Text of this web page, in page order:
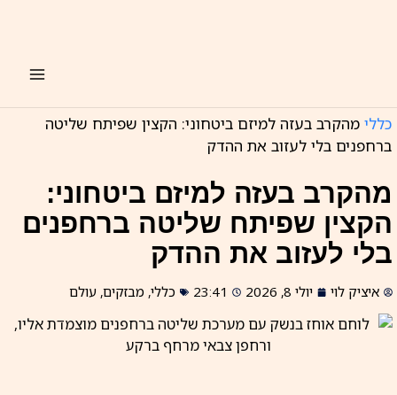
כללי מהקרב בעזה למיזם ביטחוני: הקצין שפיתח שליטה
ברחפנים בלי לעזוב את ההדק
מהקרב בעזה למיזם ביטחוני:
הקצין שפיתח שליטה ברחפנים
בלי לעזוב את ההדק
איציק לוי יולי 8, 2026 23:41 כללי, מבזקים, עולם